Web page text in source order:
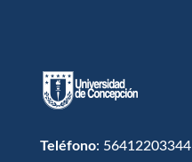
Teléfono: 56412203344